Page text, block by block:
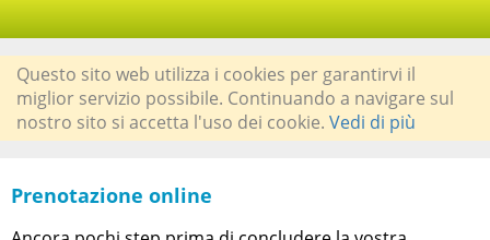
Questo sito web utilizza i cookies per garantirvi il
miglior servizio possibile. Continuando a navigare sul
nostro sito si accetta l'uso dei cookie. Vedi di più
Prenotazione online